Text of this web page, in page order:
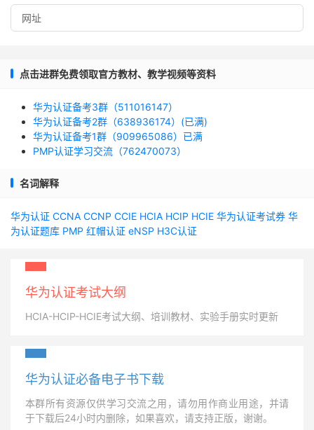
点击进群免费领取官方教材、教学视频等资料
华为认证备考3群（511016147）
华为认证备考2群（638936174）(已满)
华为认证备考1群（909965086）已满
PMP认证学习交流（762470073）
名词解释
华为认证 CCNA CCNP CCIE HCIA HCIP HCIE 华为认证考试券 华
为认证题库 PMP 红帽认证 eNSP H3C认证
华为认证考试大纲
HCIA-HCIP-HCIE考试大纲、培训教材、实验手册实时更新
华为认证必备电子书下载
本群所有资源仅供学习交流之用，请勿用作商业用途，并请
于下载后24小时内删除，如果喜欢，请支持正版，谢谢。